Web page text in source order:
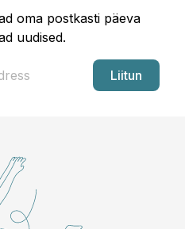
oma postkasti päeva
uudised.
Liitun